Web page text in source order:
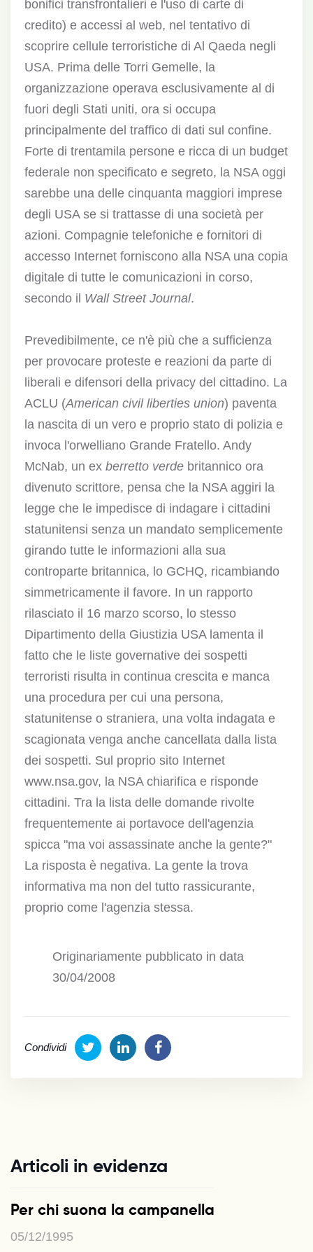
bonifici transfrontalieri e l'uso di carte di
credito) e accessi al web, nel tentativo di
scoprire cellule terroristiche di Al Qaeda negli
USA. Prima delle Torri Gemelle, la
organizzazione operava esclusivamente al di
fuori degli Stati uniti, ora si occupa
principalmente del traffico di dati sul confine.
Forte di trentamila persone e ricca di un budget
federale non specificato e segreto, la NSA oggi
sarebbe una delle cinquanta maggiori imprese
degli USA se si trattasse di una società per
azioni. Compagnie telefoniche e fornitori di
accesso Internet forniscono alla NSA una copia
digitale di tutte le comunicazioni in corso,
secondo il Wall Street Journal.
Prevedibilmente, ce n'è più che a sufficienza
per provocare proteste e reazioni da parte di
liberali e difensori della privacy del cittadino. La
ACLU (American civil liberties union) paventa
la nascita di un vero e proprio stato di polizia e
invoca l'orwelliano Grande Fratello. Andy
McNab, un ex berretto verde britannico ora
divenuto scrittore, pensa che la NSA aggiri la
legge che le impedisce di indagare i cittadini
statunitensi senza un mandato semplicemente
girando tutte le informazioni alla sua
controparte britannica, lo GCHQ, ricambiando
simmetricamente il favore. In un rapporto
rilasciato il 16 marzo scorso, lo stesso
Dipartimento della Giustizia USA lamenta il
fatto che le liste governative dei sospetti
terroristi risulta in continua crescita e manca
una procedura per cui una persona,
statunitense o straniera, una volta indagata e
scagionata venga anche cancellata dalla lista
dei sospetti. Sul proprio sito Internet
www.nsa.gov, la NSA chiarifica e risponde
cittadini. Tra la lista delle domande rivolte
frequentemente ai portavoce dell'agenzia
spicca "ma voi assassinate anche la gente?"
La risposta è negativa. La gente la trova
informativa ma non del tutto rassicurante,
proprio come l'agenzia stessa.
Originariamente pubblicato in data
30/04/2008
Condividi
Articoli in evidenza
Per chi suona la campanella
05/12/1995